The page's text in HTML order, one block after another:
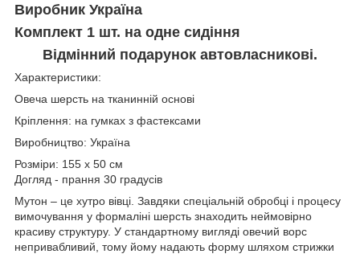
Виробник Україна
Комплект 1 шт. на одне сидіння
Відмінний подарунок автовласникові.
Характеристики:
Овеча шерсть на тканинній основі
Кріплення: на гумках з фастексами
Виробництво: Україна
Розміри: 155 х 50 см
Догляд - прання 30 градусів
Мутон – це хутро вівці. Завдяки спеціальній обробці і процесу
вимочування у формаліні шерсть знаходить неймовірно
красиву структуру. У стандартному вигляді овечий ворс
непривабливий, тому йому надають форму шляхом стрижки